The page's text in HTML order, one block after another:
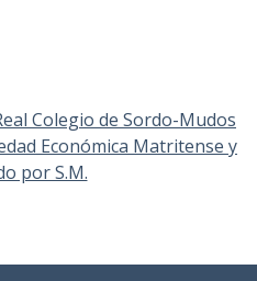
Colegio de Sordo-Mudos
Económica Matritense y
por S.M.